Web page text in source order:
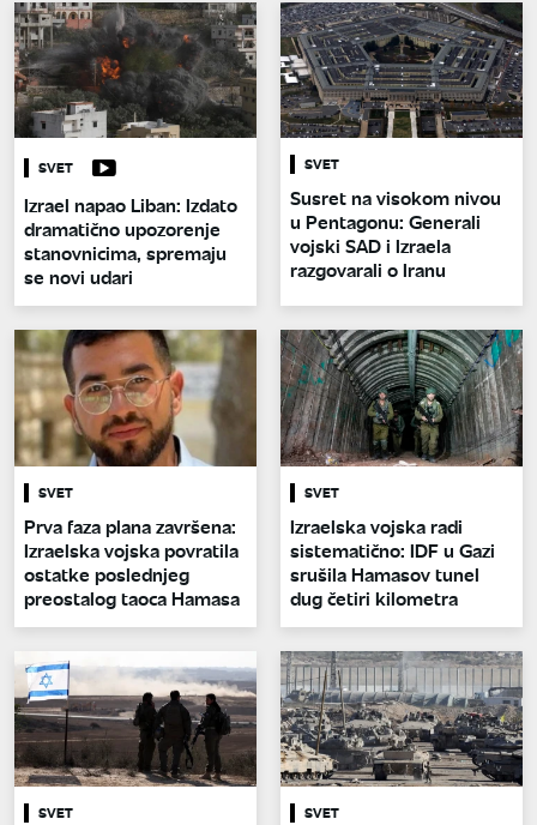
SVET
Izrael napao Liban: Izdato
dramatično upozorenje
stanovnicima, spremaju
se novi udari
SVET
Susret na visokom nivou
u Pentagonu: Generali
vojski SAD i Izraela
razgovarali o Iranu
SVET
Prva faza plana završena:
Izraelska vojska povratila
ostatke poslednjeg
preostalog taoca Hamasa
SVET
Izraelska vojska radi
sistematično: IDF u Gazi
srušila Hamasov tunel
dug četiri kilometra
SVET SVET